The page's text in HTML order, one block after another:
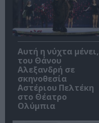
Αυτή η νύχτα μένει,
του Θάνου
Αλεξανδρή σε
σκηνοθεσία
Αστέριου Πελτέκη
στο Θέατρο
Ολύμπια